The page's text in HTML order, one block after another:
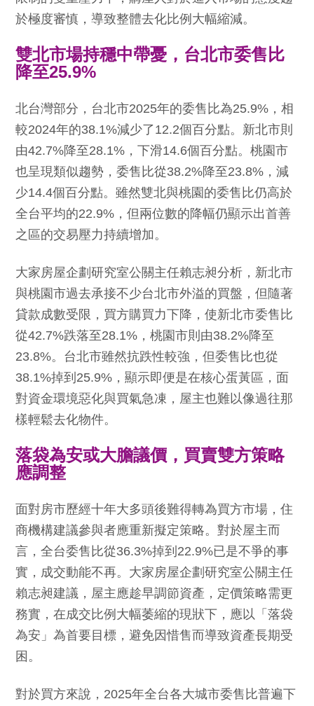
於極度審慎，導致整體去化比例大幅縮減。
雙北市場持穩中帶憂，台北市委售比
降至25.9%
北台灣部分，台北市2025年的委售比為25.9%，相
較2024年的38.1%減少了12.2個百分點。新北市則
由42.7%降至28.1%，下滑14.6個百分點。桃園市
也呈現類似趨勢，委售比從38.2%降至23.8%，減
少14.4個百分點。雖然雙北與桃園的委售比仍高於
全台平均的22.9%，但兩位數的降幅仍顯示出首善
之區的交易壓力持續增加。
大家房屋企劃研究室公關主任賴志昶分析，新北市
與桃園市過去承接不少台北市外溢的買盤，但隨著
貸款成數受限，買方購買力下降，使新北市委售比
從42.7%跌落至28.1%，桃園市則由38.2%降至
23.8%。台北市雖然抗跌性較強，但委售比也從
38.1%掉到25.9%，顯示即便是在核心蛋黃區，面
對資金環境惡化與買氣急凍，屋主也難以像過往那
樣輕鬆去化物件。
落袋為安或大膽議價，買賣雙方策略
應調整
面對房市歷經十年大多頭後難得轉為買方市場，住
商機構建議參與者應重新擬定策略。對於屋主而
言，全台委售比從36.3%掉到22.9%已是不爭的事
實，成交動能不再。大家房屋企劃研究室公關主任
賴志昶建議，屋主應趁早調節資產，定價策略需更
務實，在成交比例大幅萎縮的現狀下，應以「落袋
為安」為首要目標，避免因惜售而導致資產長期受
困。
對於買方來說，2025年全台各大城市委售比普遍下